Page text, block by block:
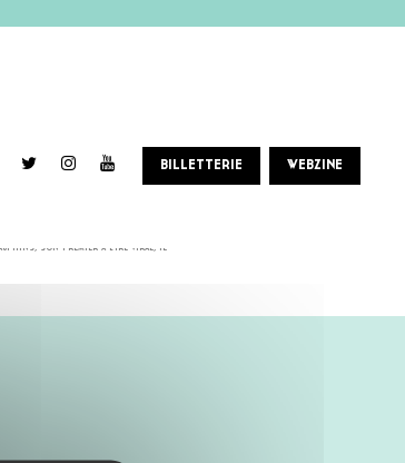
BILLETTERIE WEBZINE
son premier à être viral, il